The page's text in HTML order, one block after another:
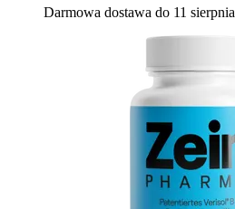
Darmowa dostawa do 11 sierpnia